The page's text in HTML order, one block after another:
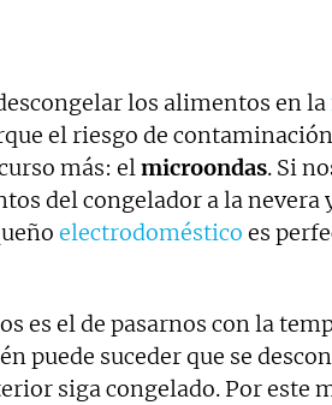
los alimentos en la
el riesgo de
más: elmicroondas. Si
del congelador a la nevera
electrodoméstico es
es el de pasarnos con la
puede suceder que se
siga congelado. Por este